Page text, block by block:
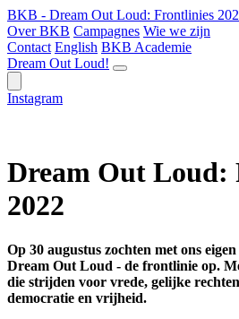
BKB - Dream Out Loud: Frontlinies
Over BKB Campagnes Wie we zijn
Contact English BKB Academie
Dream Out Loud!
Instagram
Dream Out Loud:
2022
Op 30 augustus zochten met ons
Dream Out Loud - de frontlinie op.
die strijden voor vrede, gelijke
democratie en vrijheid.